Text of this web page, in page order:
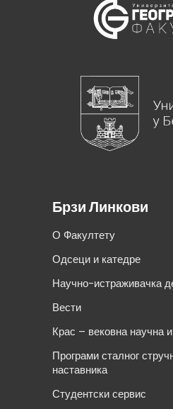
Брзи Линкови
О Факултету
Одсеци и катедре
Научно-истраживачка
Вести
Крас – вековна научна
Програми сталног
наставника
Студентски сервис